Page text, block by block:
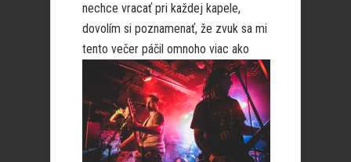
nechce vracať pri každej kapele,
dovolím si poznamenať, že zvuk sa mi
tento večer páčil omnoho viac ako